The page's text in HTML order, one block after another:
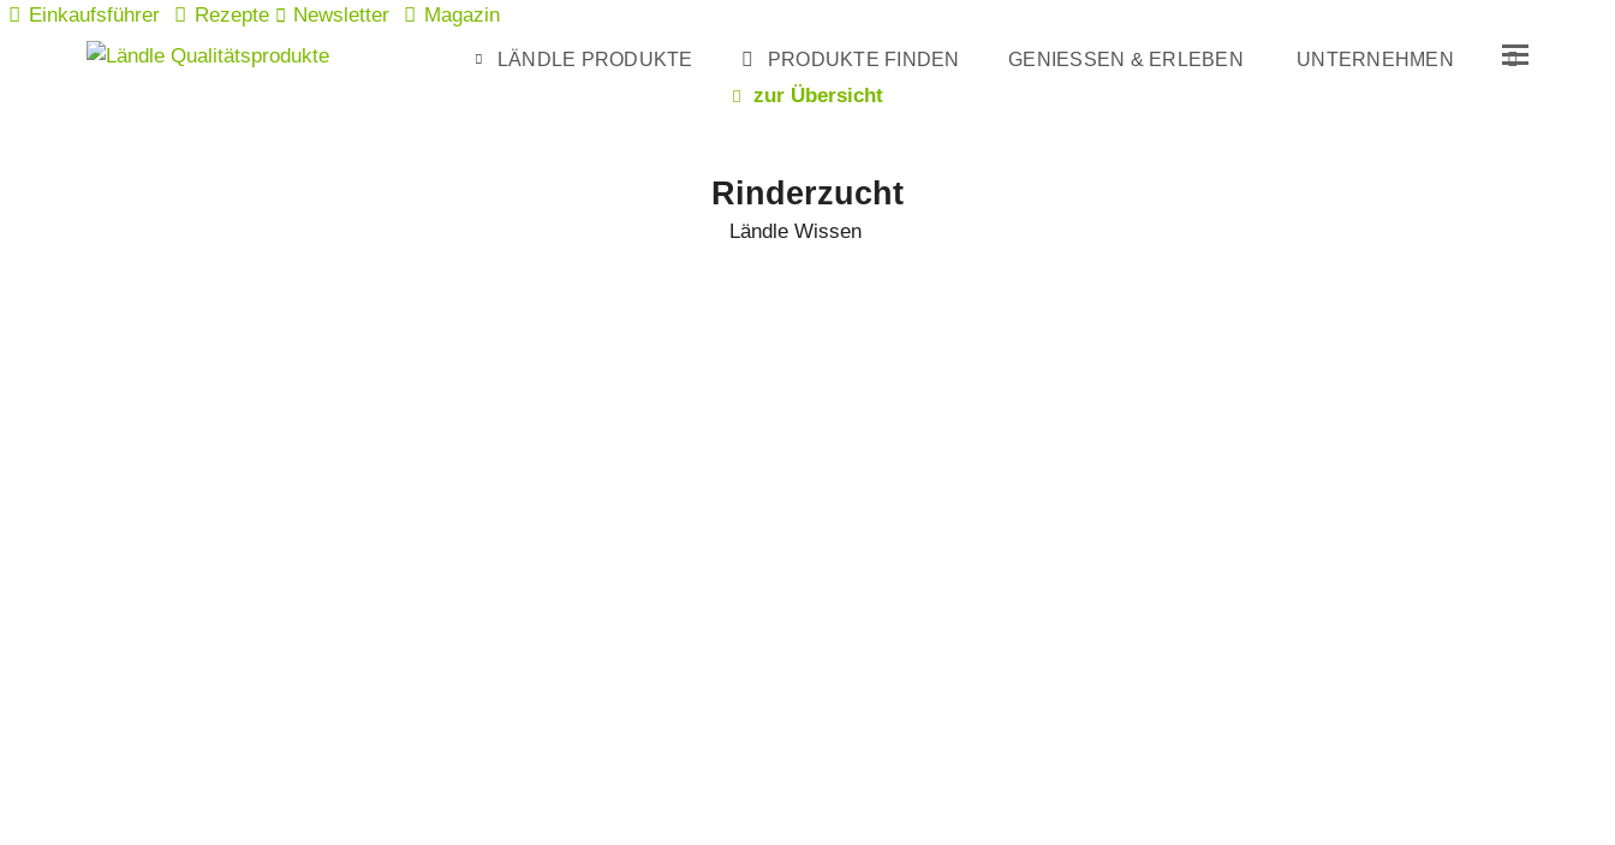
Einkaufsführer Rezepte Newsletter Magazin
LÄNDLE PRODUKTE PRODUKTE FINDEN GENIESSEN & ERLEBEN UNTERNEHMEN
zur Übersicht
Rinderzucht
Ländle Wissen